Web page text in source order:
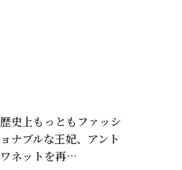
歴史上もっともファッシ
ョナブルな王妃、アント
ワネットを再…